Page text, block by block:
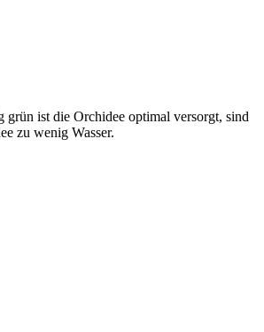
grün ist die Orchidee optimal versorgt, sind
zu wenig Wasser.